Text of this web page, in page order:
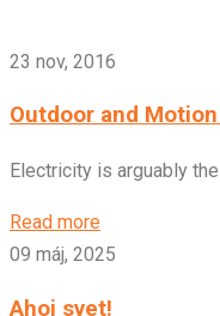
23 nov, 2016
Outdoor and
Electricity is arguably
Read more
09 máj, 2025
Ahoj svet!